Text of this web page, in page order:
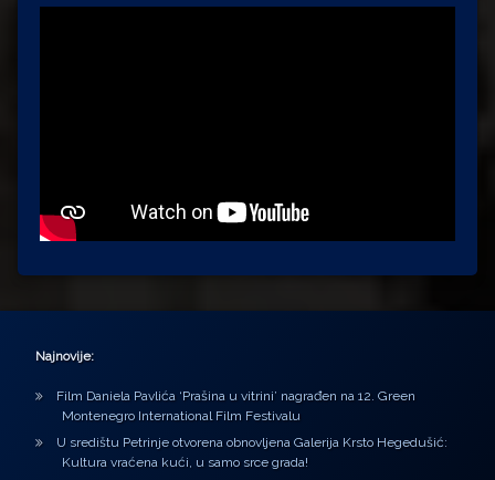
Najnovije:
Film Daniela Pavlića ‘Prašina u vitrini’ nagrađen na 12. Green
Montenegro International Film Festivalu
U središtu Petrinje otvorena obnovljena Galerija Krsto Hegedušić:
Kultura vraćena kući, u samo srce grada!